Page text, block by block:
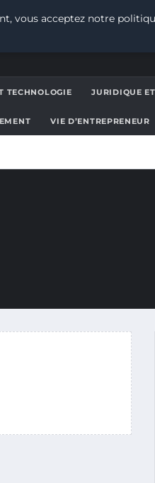
TECHNOLOGIE JURIDIQUE
VIE D’ENTREPRENEUR
vous acceptez notre